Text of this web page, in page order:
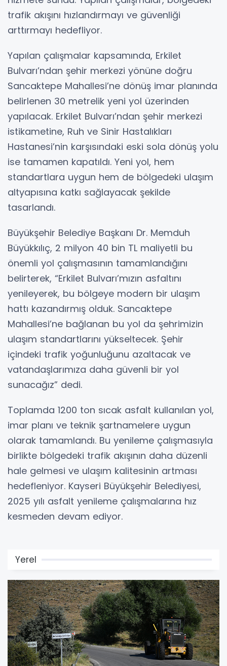
trafik akışını hızlandırmayı ve güvenliği
arttırmayı hedefliyor.
Yapılan çalışmalar kapsamında, Erkilet
Bulvarı’ndan şehir merkezi yönüne doğru
Sancaktepe Mahallesi’ne dönüş imar planında
belirlenen 30 metrelik yeni yol üzerinden
yapılacak. Erkilet Bulvarı’ndan şehir merkezi
istikametine, Ruh ve Sinir Hastalıkları
Hastanesi’nin karşısındaki eski sola dönüş yolu
ise tamamen kapatıldı. Yeni yol, hem
standartlara uygun hem de bölgedeki ulaşım
altyapısına katkı sağlayacak şekilde
tasarlandı.
Büyükşehir Belediye Başkanı Dr. Memduh
Büyükkılıç, 2 milyon 40 bin TL maliyetli bu
önemli yol çalışmasının tamamlandığını
belirterek, “Erkilet Bulvarı’mızın asfaltını
yenileyerek, bu bölgeye modern bir ulaşım
hattı kazandırmış olduk. Sancaktepe
Mahallesi’ne bağlanan bu yol da şehrimizin
ulaşım standartlarını yükseltecek. Şehir
içindeki trafik yoğunluğunu azaltacak ve
vatandaşlarımıza daha güvenli bir yol
sunacağız” dedi.
Toplamda 1200 ton sıcak asfalt kullanılan yol,
imar planı ve teknik şartnamelere uygun
olarak tamamlandı. Bu yenileme çalışmasıyla
birlikte bölgedeki trafik akışının daha düzenli
hale gelmesi ve ulaşım kalitesinin artması
hedefleniyor. Kayseri Büyükşehir Belediyesi,
2025 yılı asfalt yenileme çalışmalarına hız
kesmeden devam ediyor.
Yerel